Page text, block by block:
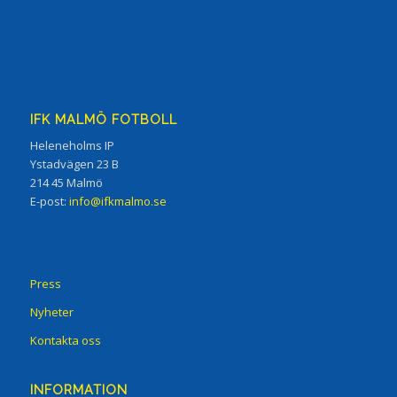
IFK MALMÖ FOTBOLL
Heleneholms IP
Ystadvägen 23 B
214 45 Malmö
E-post: info@ifkmalmo.se
Press
Nyheter
Kontakta oss
INFORMATION